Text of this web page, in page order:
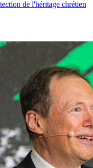
de l'héritage chrétien